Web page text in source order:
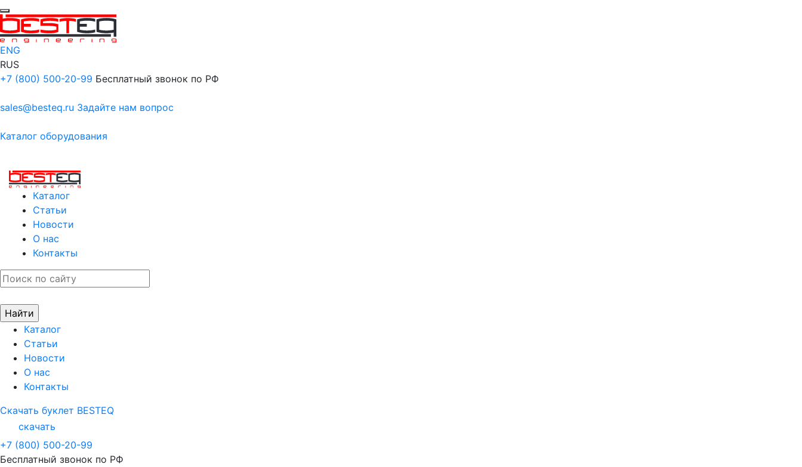
ENG
RUS
+7 (800) 500-20-99 Бесплатный звонок по РФ
sales@besteq.ru Задайте нам вопрос
Каталог оборудования
Каталог
Статьи
Новости
О нас
Контакты
Каталог
Статьи
Новости
О нас
Контакты
Скачать буклет BESTEQ
скачать
+7 (800) 500-20-99
Бесплатный звонок по РФ